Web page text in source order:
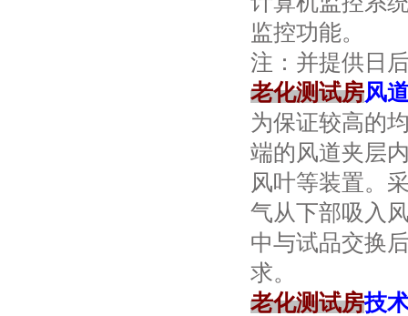
监控功能。
注：并提供日
老化测试房风
为保证较高的
端的风道夹层
风叶等装置。
气从下部吸入
中与试品交换
求。
老化测试房技